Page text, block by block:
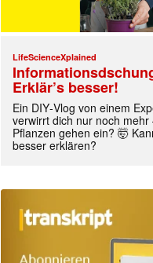
LifeScienceXplained
Erklär’s besser!
Ein DIY‑Vlog von einem
verwirrt dich nur noch
Pflanzen gehen ein? 🤯
besser erklären?